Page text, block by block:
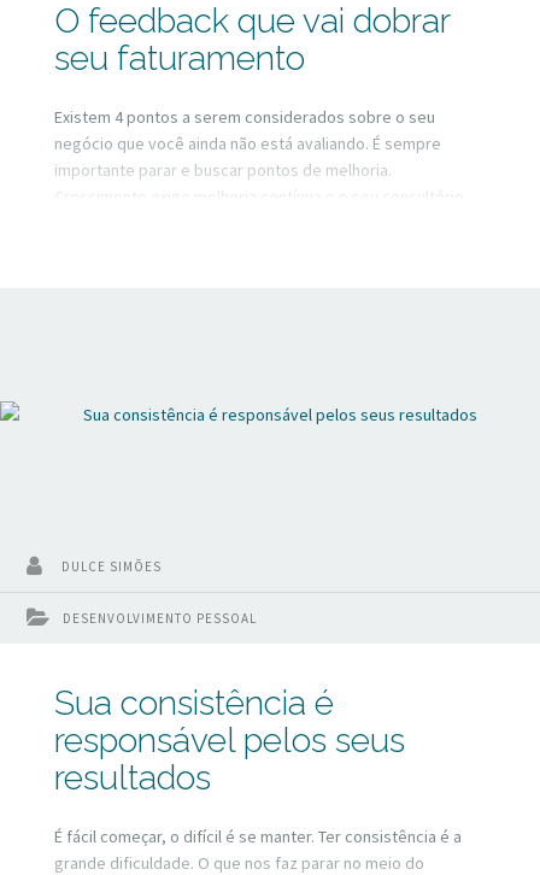
O feedback que vai dobrar
seu faturamento
Existem 4 pontos a serem considerados sobre o seu
negócio que você ainda não está avaliando. É sempre
importante parar e buscar pontos de melhoria.
Crescimento exige melhoria contínua e o seu consultório
DESENVOLVIMENTO PESSOAL
DULCE SIMÕES
Sua consistência é
responsável pelos seus
resultados
É fácil começar, o difícil é se manter. Ter consistência é a
grande dificuldade. O que nos faz parar no meio do